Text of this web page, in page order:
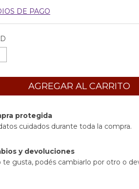
DE PAGO
protegida
cuidados durante toda la compra.
y devoluciones
te gusta, podés cambiarlo por otro o